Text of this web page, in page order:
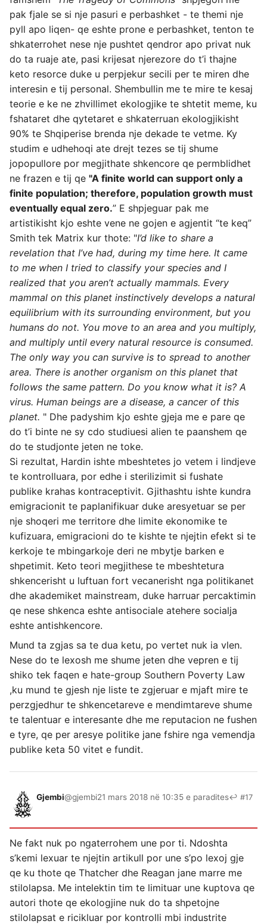
pak fjale se si nje pasuri e perbashket - te themi nje
pyll apo liqen- qe eshte prone e perbashket, tenton te
shkaterrohet nese nje pushtet qendror apo privat nuk
do ta ruaje ate, pasi krijesat njerezore do t’i thajne
keto resorce duke u perpjekur secili per te miren dhe
interesin e tij personal. Shembullin me te mire te kesaj
teorie e ke ne zhvillimet ekologjike te shtetit meme, ku
fshataret dhe qytetaret e shkaterruan ekologjikisht
90% te Shqiperise brenda nje dekade te vetme. Ky
studim e udhehoqi ate drejt tezes se tij shume
jopopullore por megjithate shkencore qe permblidhet
ne frazen e tij qe "A finite world can support only a
finite population; therefore, population growth must
eventually equal zero.” E shpjeguar pak me
artistikisht kjo eshte vene ne gojen e agjentit “te keq”
Smith tek Matrix kur thote: "I’d like to share a
revelation that I’ve had, during my time here. It came
to me when I tried to classify your species and I
realized that you aren’t actually mammals. Every
mammal on this planet instinctively develops a natural
equilibrium with its surrounding environment, but you
humans do not. You move to an area and you multiply,
and multiply until every natural resource is consumed.
The only way you can survive is to spread to another
area. There is another organism on this planet that
follows the same pattern. Do you know what it is? A
virus. Human beings are a disease, a cancer of this
planet. " Dhe padyshim kjo eshte gjeja me e pare qe
do t’i binte ne sy cdo studiuesi alien te paanshem qe
do te studjonte jeten ne toke.
Si rezultat, Hardin ishte mbeshtetes jo vetem i lindjeve
te kontrolluara, por edhe i sterilizimit si fushate
publike krahas kontraceptivit. Gjithashtu ishte kundra
emigracionit te paplanifikuar duke aresyetuar se per
nje shoqeri me territore dhe limite ekonomike te
kufizuara, emigracioni do te kishte te njejtin efekt si te
kerkoje te mbingarkoje deri ne mbytje barken e
shpetimit. Keto teori megjithese te mbeshtetura
shkencerisht u luftuan fort vecanerisht nga politikanet
dhe akademiket mainstream, duke harruar percaktimin
qe nese shkenca eshte antisociale atehere socialja
eshte antishkencore.
Mund ta zgjas sa te dua ketu, po vertet nuk ia vlen.
Nese do te lexosh me shume jeten dhe vepren e tij
shiko tek faqen e hate-group Southern Poverty Law
,ku mund te gjesh nje liste te zgjeruar e mjaft mire te
perzgjedhur te shkencetareve e mendimtareve shume
te talentuar e interesante dhe me reputacion ne fushen
e tyre, qe per aresye politike jane fshire nga vemendja
publike keta 50 vitet e fundit.
Gjembi@gjembi21 mars 2018 në 10:35 e paradites↩ #17
Ne fakt nuk po ngaterrohem une por ti. Ndoshta
s’kemi lexuar te njejtin artikull por une s’po lexoj gje
qe ku thote qe Thatcher dhe Reagan jane marre me
stilolapsa. Me intelektin tim te limituar une kuptova qe
autori thote qe ekologjine nuk do ta shpetojne
stilolapsat e ricikluar por kontrolli mbi industrite